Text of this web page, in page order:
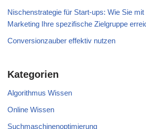
Nischenstrategie für Start-ups: Wie Sie
Marketing Ihre spezifische Zielgruppe
Conversionzauber effektiv nutzen
Kategorien
Algorithmus Wissen
Online Wissen
Suchmaschinenoptimierung